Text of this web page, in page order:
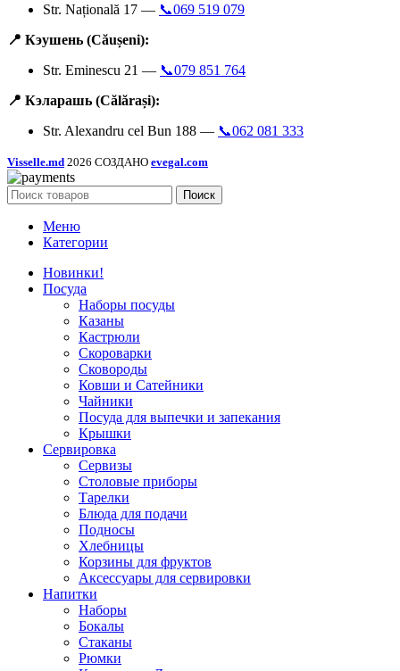
Str. Națională 17 — 📞069 519 079
📍 Кэушень (Căușeni):
Str. Eminescu 21 — 📞079 851 764
📍 Кэларашь (Călărași):
Str. Alexandru cel Bun 188 — 📞062 081 333
Visselle.md 2026 СОЗДАНО evegal.com
Поиск
Меню
Категории
Новинки!
Посуда
Наборы посуды
Казаны
Кастрюли
Скороварки
Сковороды
Ковши и Сатейники
Чайники
Посуда для выпечки и запекания
Крышки
Сервировка
Сервизы
Столовые приборы
Тарелки
Блюда для подачи
Подносы
Хлебницы
Корзины для фруктов
Аксессуары для сервировки
Напитки
Наборы
Бокалы
Стаканы
Рюмки